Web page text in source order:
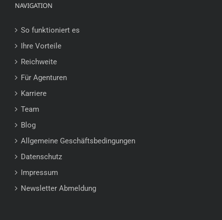
NAVIGATION
So funktioniert es
Ihre Vorteile
Reichweite
Für Agenturen
Karriere
Team
Blog
Allgemeine Geschäftsbedingungen
Datenschutz
Impressum
Newsletter Abmeldung